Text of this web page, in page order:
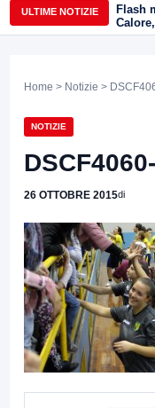
ULTIME NOTIZIE
Flash
Home > Notizie >
NOTIZIE
26 OTTOBRE 2015di